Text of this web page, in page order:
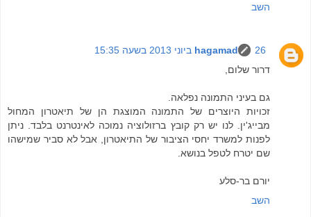
השב
hagamad
26 ביוני 2013 בשעה 15:35
דרור שלום,
גם בעיני התמונה נפלאה.
זכויות היוצרים של התמונה המוצגת הן של תיאטרון המחול
מבייג'ין. לנו יש רק קובץ ברזולוציה נמוכה לאינטרנט בלבד. ניתן
לפנות למשרד יחסי הציבור של התיאטרון, אבל לא סביר שמישהו
שם יטרח לטפל בנושא.
יורם בר-סלע
השב